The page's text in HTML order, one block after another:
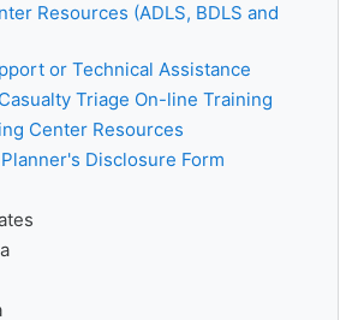
Resources (ADLS, BDLS and
or Technical Assistance
Triage On-line Training
Center Resources
Disclosure Form